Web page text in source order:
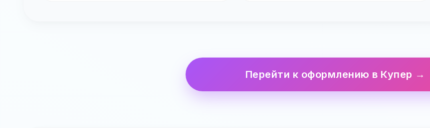
Перейти к оформлению в Купер →